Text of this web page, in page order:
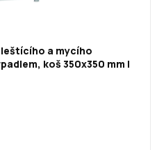
leštícího a mycího
koš 350x350 mm |